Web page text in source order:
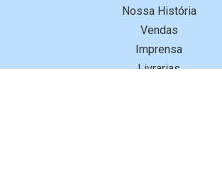
Nossa História
Vendas
Imprensa
Livrarias